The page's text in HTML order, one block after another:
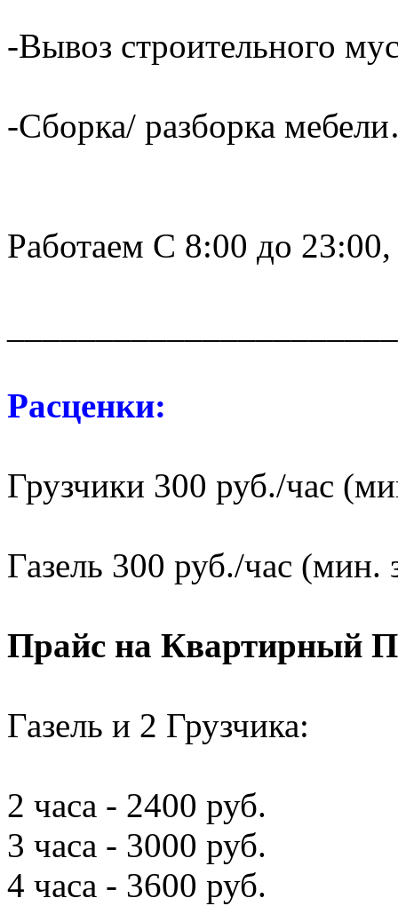
-Вывоз строительного
-Сборка/ разборка
Работаем С 8:00 до
Расценки:
Грузчики 300 руб./час
Газель 300 руб./час (мин.
Прайс на Квартирный
Газель и 2 Грузчика:
2 часа - 2400 руб.
3 часа - 3000 руб.
4 часа - 3600 руб.